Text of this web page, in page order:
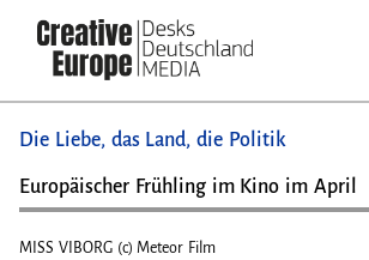
zum
Inhalt
Suche
Die Liebe, das Land, die Politik
Europäischer Frühling im Kino im April
MISS VIBORG (c) Meteor Film